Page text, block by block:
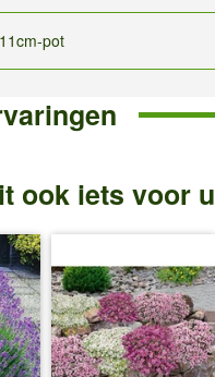
11cm-pot
ook iets voor u